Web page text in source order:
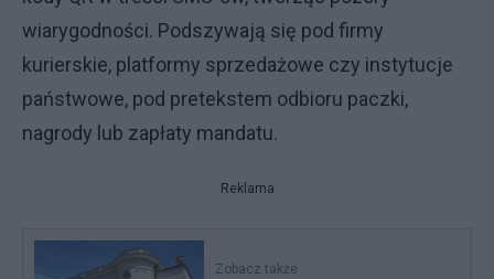
wiarygodności. Podszywają się pod firmy
kurierskie, platformy sprzedażowe czy instytucje
państwowe, pod pretekstem odbioru paczki,
nagrody lub zapłaty mandatu.
Reklama
Zobacz także